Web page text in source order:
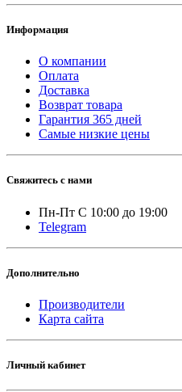
Информация
О компании
Оплата
Доставка
Возврат товара
Гарантия 365 дней
Самые низкие цены
Свяжитесь с нами
Пн-Пт С 10:00 до 19:00
Telegram
Дополнительно
Производители
Карта сайта
Личный кабинет